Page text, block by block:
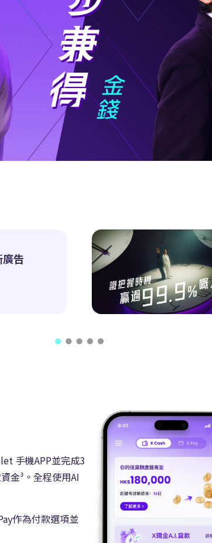
告
手機APP並完成3
金³。全程使用AI
作為付款選項並